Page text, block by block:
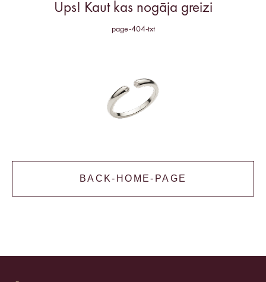
Ups! Kaut kas nogāja greizi
page-404-txt
BACK-HOME-PAGE